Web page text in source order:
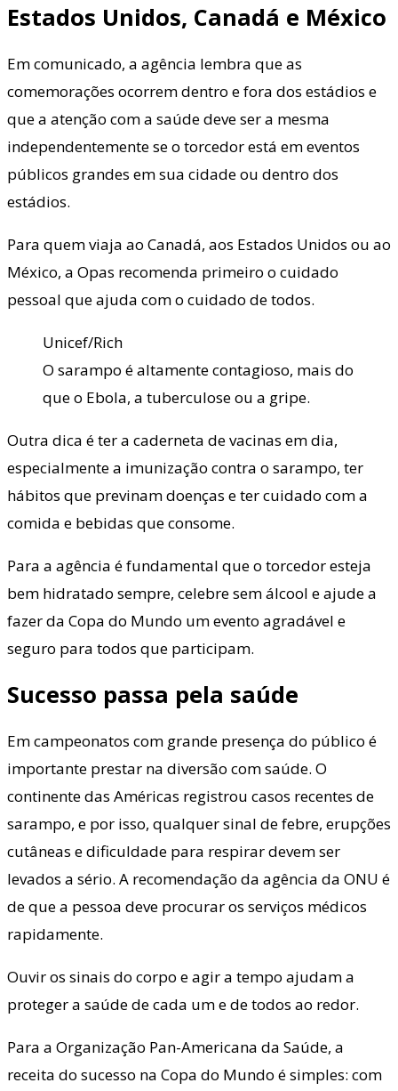
Estados Unidos, Canadá e México
Em comunicado, a agência lembra que as
comemorações ocorrem dentro e fora dos estádios e
que a atenção com a saúde deve ser a mesma
independentemente se o torcedor está em eventos
públicos grandes em sua cidade ou dentro dos
estádios.
Para quem viaja ao Canadá, aos Estados Unidos ou ao
México, a Opas recomenda primeiro o cuidado
pessoal que ajuda com o cuidado de todos.
Unicef/Rich
O sarampo é altamente contagioso, mais do
que o Ebola, a tuberculose ou a gripe.
Outra dica é ter a caderneta de vacinas em dia,
especialmente a imunização contra o sarampo, ter
hábitos que previnam doenças e ter cuidado com a
comida e bebidas que consome.
Para a agência é fundamental que o torcedor esteja
bem hidratado sempre, celebre sem álcool e ajude a
fazer da Copa do Mundo um evento agradável e
seguro para todos que participam.
Sucesso passa pela saúde
Em campeonatos com grande presença do público é
importante prestar na diversão com saúde. O
continente das Américas registrou casos recentes de
sarampo, e por isso, qualquer sinal de febre, erupções
cutâneas e dificuldade para respirar devem ser
levados a sério. A recomendação da agência da ONU é
de que a pessoa deve procurar os serviços médicos
rapidamente.
Ouvir os sinais do corpo e agir a tempo ajudam a
proteger a saúde de cada um e de todos ao redor.
Para a Organização Pan-Americana da Saúde, a
receita do sucesso na Copa do Mundo é simples: com